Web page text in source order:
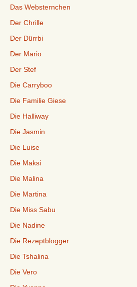
Das Websternchen
Der Chrille
Der Dürrbi
Der Mario
Der Stef
Die Carryboo
Die Familie Giese
Die Halliway
Die Jasmin
Die Luise
Die Maksi
Die Malina
Die Martina
Die Miss Sabu
Die Nadine
Die Rezeptblogger
Die Tshalina
Die Vero